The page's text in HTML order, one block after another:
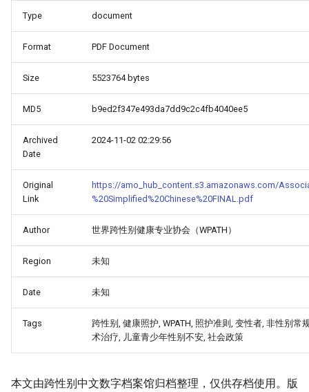
Type document
Format PDF Document
Size 5523764 bytes
MD5 b9ed2f347e493da7dd9c2c4fb4040ee5
Archived
Date
2024-11-02 02:29:56
Original
Link
https://amo_hub_content.s3.amazonaws.com/
%20Simplified%20Chinese%20FINAL.pdf
Author 世界跨性别健康专业协会（WPATH）
Region 未知
Date 未知
Tags
跨性别, 健康照护, WPATH, 照护准则, 变性者, 非性别常
术治疗, 儿童青少年性别不安, 社会政策
本文由跨性别中文数字档案馆归档整理，仅供存档使用。版